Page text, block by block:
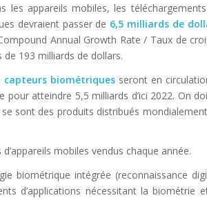
appareils mobiles, les téléchargements
devraient passer de 6,5 milliards de
Annual Growth Rate / Taux de
193 milliards de dollars.
capteurs biométriques seront en
atteindre 5,5 milliards d’ici 2022. On
sont des produits distribués
mobiles vendus chaque année.
biométrique intégrée (reconnaissance
d’applications nécessitant la biométrie